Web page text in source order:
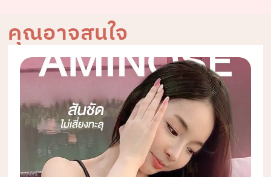
คุณอาจสนใจ